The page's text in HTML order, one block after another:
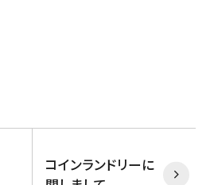
コインランドリーに